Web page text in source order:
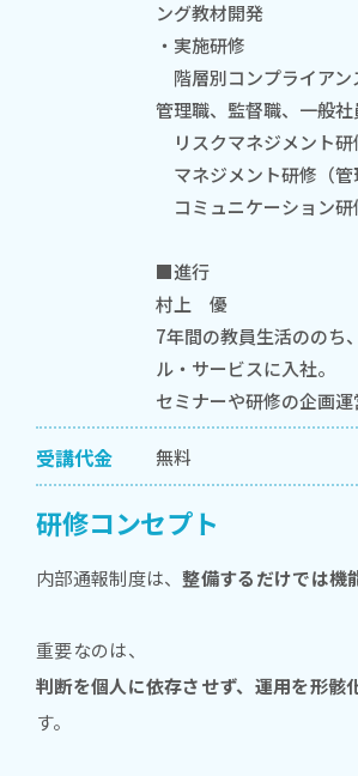
ング教材開発
・実施研修
階層別コンプライアン
管理職、監督職、一般社
リスクマネジメント研
マネジメント研修（管
コミュニケーション研
■進行
村上 優
7年間の教員生活ののち
ル・サービスに入社。
セミナーや研修の企画運
受講代金 無料
研修コンセプト
内部通報制度は、整備するだけでは機
重要なのは、
判断を個人に依存させず、運用を形骸
す。